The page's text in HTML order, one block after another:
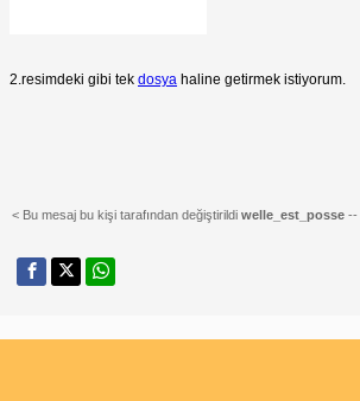
2.resimdeki gibi tek dosya haline getirmek istiyorum.
< Bu mesaj bu kişi tarafından değiştirildi welle_est_posse --